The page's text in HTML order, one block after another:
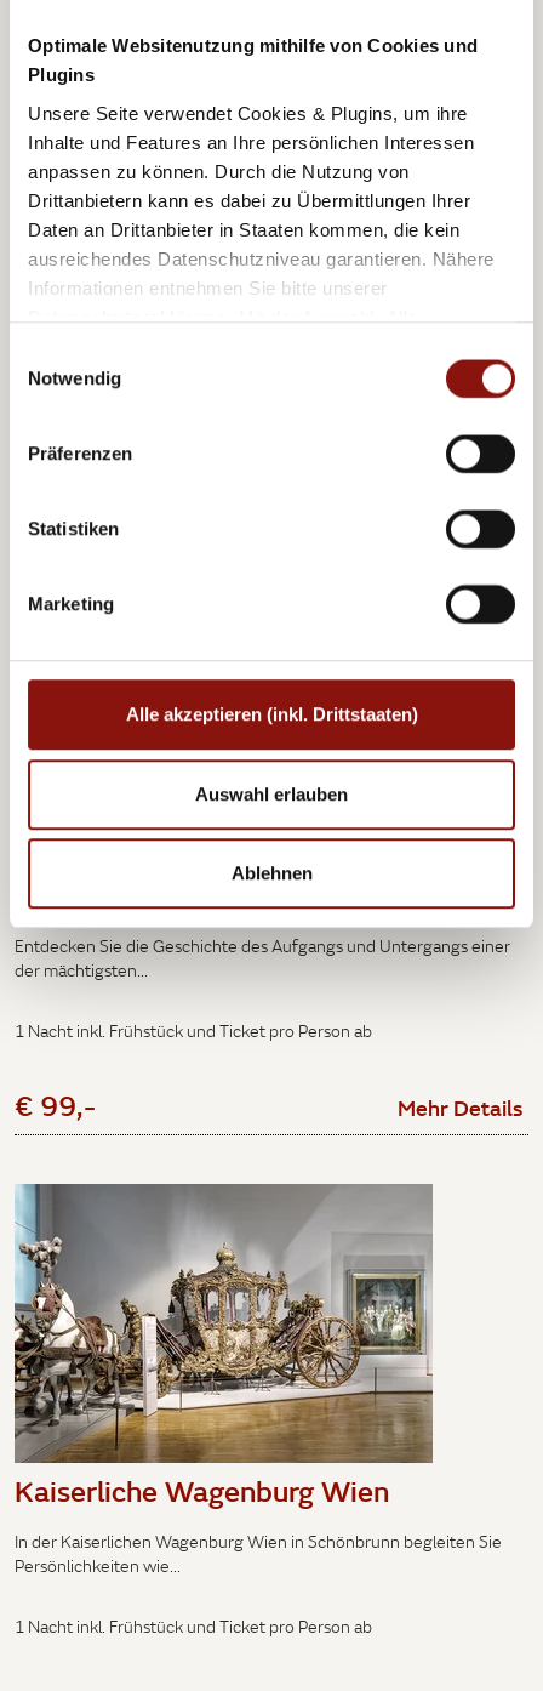
Optimale Websitenutzung mithilfe von Cookies und
Plugins
Unsere Seite verwendet Cookies & Plugins, um ihre
Inhalte und Features an Ihre persönlichen Interessen
anpassen zu können. Durch die Nutzung von
Drittanbietern kann es dabei zu Übermittlungen Ihrer
Daten an Drittanbieter in Staaten kommen, die kein
ausreichendes Datenschutzniveau garantieren. Nähere
Informationen entnehmen Sie bitte unserer
Cookies und Drittanbietern (inkl. Drittstaaten-
Notwendig
Präferenzen
Statistiken
Marketing
Alle akzeptieren (inkl. Drittstaaten)
Auswahl erlauben
Ablehnen
0,26 km Öffentliche Verkehrsmittel
1,7 km
4,1 km Zentrum
4,5 km Messezentrum
7,4 km Schloß Schönbrunn
House of Habsburg Tour &
Weltmuseum Wien
Entdecken Sie die Geschichte des Aufgangs und Untergangs einer
der mächtigsten...
1 Nacht inkl. Frühstück und Ticket pro Person ab
€ 99,- Mehr Details
Kaiserliche Wagenburg Wien
In der Kaiserlichen Wagenburg Wien in Schönbrunn begleiten Sie
Persönlichkeiten wie...
1 Nacht inkl. Frühstück und Ticket pro Person ab